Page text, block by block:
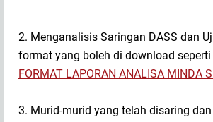
2. Menganalisis Saringan DASS dan
format yang boleh di download
FORMAT LAPORAN ANALISA MINDA
3. Murid-murid yang telah disaring